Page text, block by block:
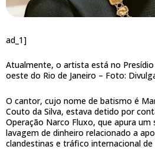
ad_1]
Atualmente, o artista está no
oeste do Rio de Janeiro – Foto:
O cantor, cujo nome de batismo é
Couto da Silva, estava detido por
Operação Narco Fluxo, que apura
lavagem de dinheiro relacionado a
clandestinas e tráfico internacional de